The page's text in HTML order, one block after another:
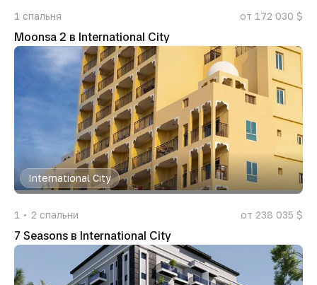
1 спальня от 172 030 $
Moonsa 2 в International City
International City
1 2 спальни от 238 035 $
7 Seasons в International City